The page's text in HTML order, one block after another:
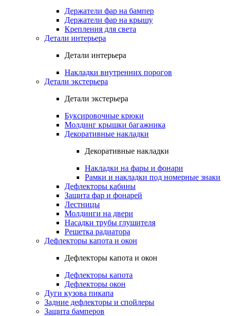
Держатели фар на бампер
Держатели фар на крышу
Крепления для света
Детали интерьера
Детали интерьера
Накладки внутренних порогов
Детали экстерьера
Детали экстерьера
Буксировочные крюки
Молдинг крышки багажника
Декоративные накладки
Декоративные накладки
Накладки на фары и фонари
Рамки и накладки под номерные знаки
Дефлекторы кабины
Защита фар и фонарей
Лестницы
Молдинги на двери
Насадки трубы глушителя
Решетка радиатора
Дефлекторы капота и окон
Дефлекторы капота и окон
Дефлекторы капота
Дефлекторы окон
Дуги кузова пикапа
Задние дефлекторы и спойлеры
Защита бамперов